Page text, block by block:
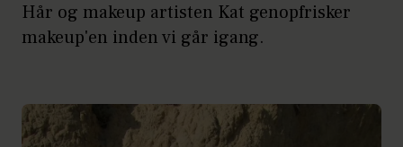
Hår og makeup artisten Kat genopfrisker
makeup'en inden vi går igang.